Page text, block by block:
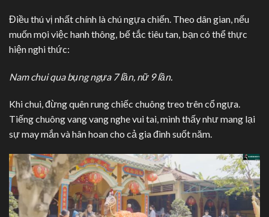
Điều thú vị nhất chính là chú ngựa chiến. Theo dân gian, nếu
muốn mọi việc hanh thông, bế tắc tiêu tan, bạn có thể thực
hiện nghi thức:
Nam chui qua bụng ngựa 7 lần, nữ 9 lần.
Khi chui, đừng quên rung chiếc chuông treo trên cổ ngựa.
Tiếng chuông vang vang nghe vui tai, mình thấy như mang lại
sự may mắn và hân hoan cho cả gia đình suốt năm.